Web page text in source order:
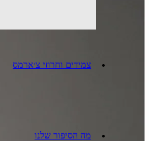
צמידים וחרוזי צ׳ארמס
מה הסיפור שלנו